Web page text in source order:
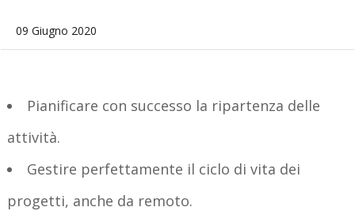
09 Giugno 2020
Pianificare con successo la ripartenza delle
attività.
Gestire perfettamente il ciclo di vita dei
progetti, anche da remoto.